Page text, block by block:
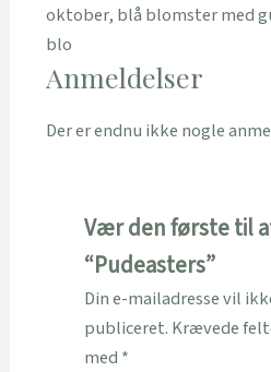
oktober, blå blomster med
blo
Anmeldelser
Der er endnu ikke nogle
Vær den første til
“Pudeasters”
Din e-mailadresse vil
publiceret. Krævede
med *